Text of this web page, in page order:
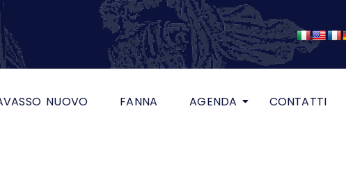
NUOVO FANNA AGENDA CONTATTI